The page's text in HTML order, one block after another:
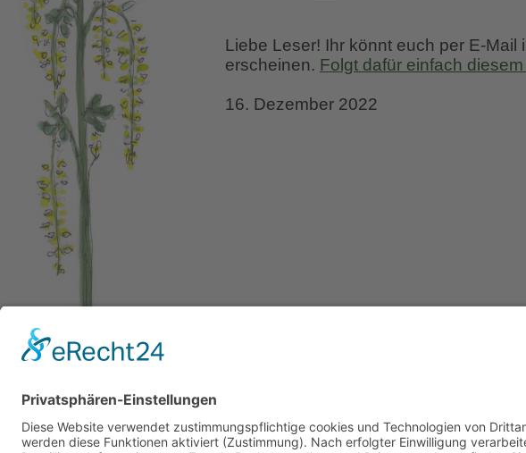
mit
Überraschungen
Liebe Leser! Ihr könnt euch per E-
erscheinen. Folgt dafür einfach
16. Dezember 2022